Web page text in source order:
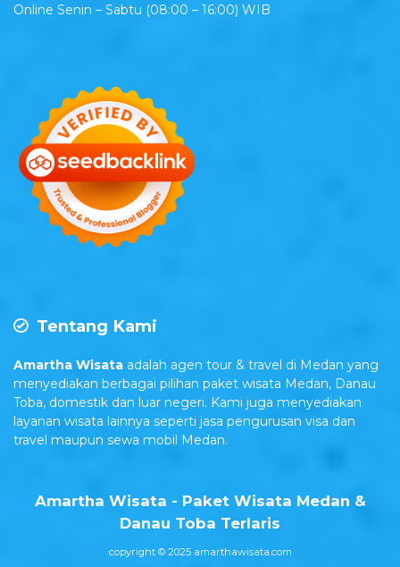
Online Senin – Sabtu (08:00 – 16:00) WIB
Tentang Kami
Amartha Wisata adalah agen tour & travel di Medan yang
menyediakan berbagai pilihan paket wisata Medan, Danau
Toba, domestik dan luar negeri. Kami juga menyediakan
layanan wisata lainnya seperti jasa pengurusan visa dan
travel maupun sewa mobil Medan.
Amartha Wisata - Paket Wisata Medan &
Danau Toba Terlaris
copyright © 2025 amarthawisata.com